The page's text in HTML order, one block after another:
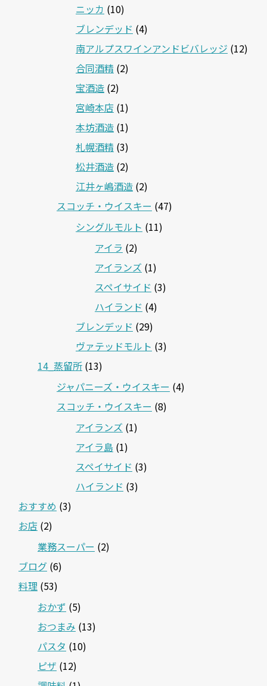
ニッカ (10)
ブレンデッド (4)
南アルプスワインアンドビバレッジ (12)
合同酒精 (2)
宝酒造 (2)
宮崎本店 (1)
本坊酒造 (1)
札幌酒精 (3)
松井酒造 (2)
江井ヶ嶋酒造 (2)
スコッチ・ウイスキー (47)
シングルモルト (11)
アイラ (2)
アイランズ (1)
スペイサイド (3)
ハイランド (4)
ブレンデッド (29)
ヴァテッドモルト (3)
14_蒸留所 (13)
ジャパニーズ・ウイスキー (4)
スコッチ・ウイスキー (8)
アイランズ (1)
アイラ島 (1)
スペイサイド (3)
ハイランド (3)
おすすめ (3)
お店 (2)
業務スーパー (2)
ブログ (6)
料理 (53)
おかず (5)
おつまみ (13)
パスタ (10)
ピザ (12)